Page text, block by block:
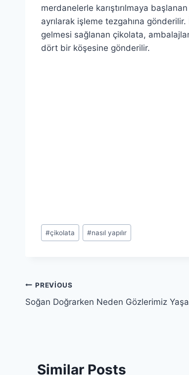
merdanelerle karıştırılmaya
ayrılarak işleme tezgahına
gelmesi sağlanan çikolata,
dört bir köşesine gönderilir.
Post
Tags:
#çikolata #nasıl yapılır
Yazı
gezinmesi
PREVIOUS
Soğan Doğrarken Neden Gözlerimiz
Similar Posts